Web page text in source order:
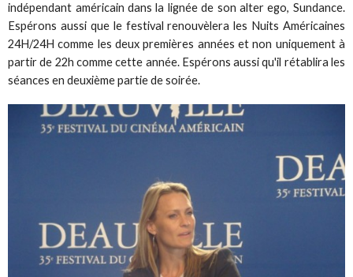
indépendant américain dans la lignée de son alter ego, Sundance.
Espérons aussi que le festival renouvèlera les Nuits Américaines
24H/24H comme les deux premières années et non uniquement à
partir de 22h comme cette année. Espérons aussi qu'il rétablira les
séances en deuxième partie de soirée.